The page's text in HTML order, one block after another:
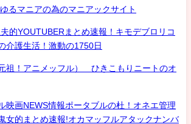
るマニアの為のマニアックサイト
的YOUTUBERまとめ速報！キモデブロリコ
介護生活！激動の1750日
祖！アニメッフル） ひきこもりニートのオ
映画NEWS情報ポータブルの杜！オネエ管理
女的まとめ速報!オカマッフルアタックナンバ